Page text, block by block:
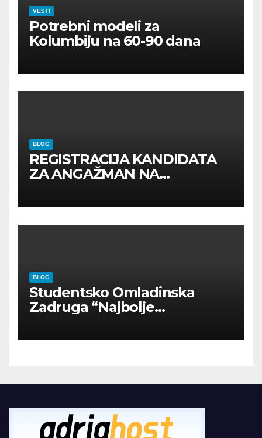
VESTI
Potrebni modeli za
Kolumbiju na 60-90 dana
BLOG
REGISTRACIJA KANDIDATA
ZA ANGAŽMAN NA
BLOG
Studentsko Omladinska
Zadruga “Najbolje